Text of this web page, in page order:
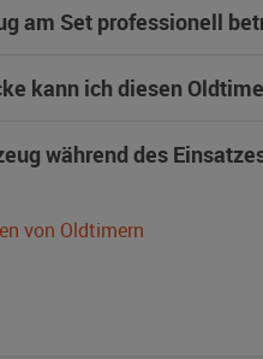
am Set professionell
kann ich diesen
während des
von Oldtimern